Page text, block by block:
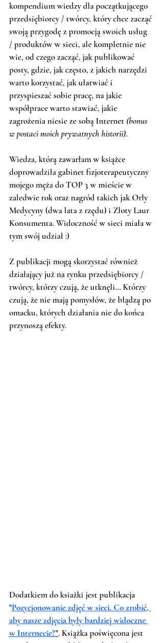
kompendium wiedzy dla początkującego
przedsiębiorcy / twórcy, który chce zacząć
swoją przygodę z promocją swoich usług
/ produktów w sieci, ale kompletnie nie
wie, od czego zacząć, jak publikować
posty, gdzie, jak często, z jakich narzędzi
warto korzystać, jak ułatwiać i
przyspieszać sobie pracę, na jakie
współprace warto stawiać, jakie
zagrożenia niesie ze sobą Internet (bonus
w postaci moich prywatnych historii).
Wiedza, którą zawarłam w książce
doprowadziła gabinet fizjoterapeutyczny
mojego męża do TOP 3 w mieście w
zaledwie rok oraz nagród takich jak Orły
Medycyny (dwa lata z rzędu) i Złoty Laur
Konsumenta. Widoczność w sieci miała w
tym swój udział :)
Z publikacji mogą skorzystać również
działający już na rynku przedsiębiorcy /
twórcy, którzy czują, że utknęli... Którzy
czują, że nie mają pomysłów, że błądzą po
omacku, których działania nie do końca
przynoszą efekty.
Dodatkiem do ksiażki jest publikacja
"Pozycjonowanie zdjęć w sieci. Co zrobić,
aby nasze zdjęcia były bardziej widoczne
w Internecie?". Książka poświęcona jest